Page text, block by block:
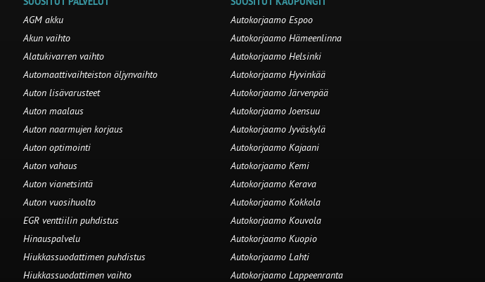
AGM akku
Akun vaihto
Alatukivarren vaihto
Automaattivaihteiston öljynvaihto
Auton lisävarusteet
Auton maalaus
Auton naarmujen korjaus
Auton optimointi
Auton vahaus
Auton vianetsintä
Auton vuosihuolto
EGR venttiilin puhdistus
Hinauspalvelu
Hiukkassuodattimen puhdistus
Hiukkassuodattimen vaihto
Autokorjaamo Espoo
Autokorjaamo Hämeenlinna
Autokorjaamo Helsinki
Autokorjaamo Hyvinkää
Autokorjaamo Järvenpää
Autokorjaamo Joensuu
Autokorjaamo Jyväskylä
Autokorjaamo Kajaani
Autokorjaamo Kemi
Autokorjaamo Kerava
Autokorjaamo Kokkola
Autokorjaamo Kouvola
Autokorjaamo Kuopio
Autokorjaamo Lahti
Autokorjaamo Lappeenranta